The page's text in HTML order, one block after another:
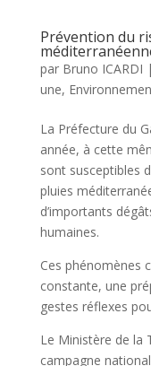
Prévention du
par Bruno ICARDI |
une,
La Préfecture du
année, à cette
sont susceptibles
pluies
d’importants
humaines.
Ces phénomènes
constante, une
gestes réflexes
Le Ministère de la
campagne